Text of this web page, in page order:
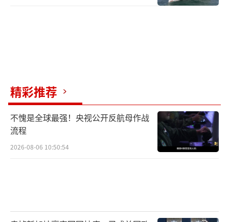
精彩推荐
不愧是全球最强！央视公开反航母作战
流程
2026-08-06 10:50:54